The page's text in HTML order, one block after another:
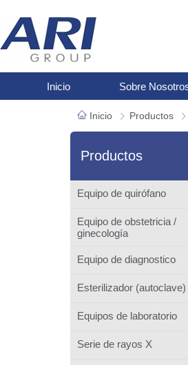
Inicio Sobre
Inicio Productos
Productos
Equipo de quirófano
Equipo de obstetricia /
ginecología
Equipo de diagnostico
Esterilizador (autoclave)
Equipos de laboratorio
Serie de rayos X